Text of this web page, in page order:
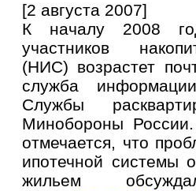
[2 августа 2007]
К началу 2008
участников
(НИС) возрастет
служба
Службы
Минобороны
отмечается, что
ипотечной системы
жильем